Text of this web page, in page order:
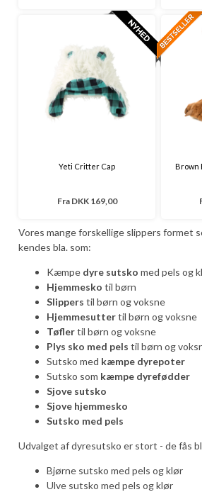
Yeti Critter Cap
Fra DKK 169,00
Brown
Vores mange forskellige slippers formet
kendes bla. som:
Kæmpe dyre sutsko med pels og
Hjemmeskotil børn
Slipperstil børn og voksne
Hjemmesuttertil børn og voksne
Tøflertil børn og voksne
Plys sko med pels til børn og
Sutsko med kæmpe dyrepoter
Sutsko som kæmpe dyrefødder
Sjove sutsko
Sjove hjemmesko
Sutsko med pels
Udvalget af dyresutsko er stort - de fås
Bjørne sutsko med pels og klør
Ulve sutsko med pels og klør